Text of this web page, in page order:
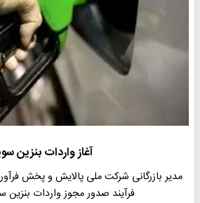
آغاز واردات بنزین
مدیر بازرگانی شرکت ملی پالایش و پخش
فرآیند صدور مجوز واردات بنزین